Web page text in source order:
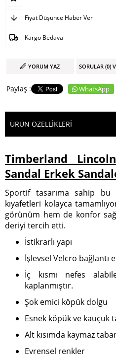
Fiyat Düşünce Haber Ver
Kargo Bedava
YORUM YAZ SORULAR (0)
WhatsApp
ÜRÜN ÖZELLIKLERI
Timberland
Sandal Erkek
Sportif tasarıma sahip bu
kıyafetleri kolayca
görünüm hem de konfor
deriyi tercih etti.
İstikrarlı yapı
İşlevsel Velcro bağlantı
İç kısmı nefes
kaplanmıştır.
Şok emici köpük dolgu
Esnek köpük ve kauçuk
Alt kısımda kaymaz
Evrensel renkler